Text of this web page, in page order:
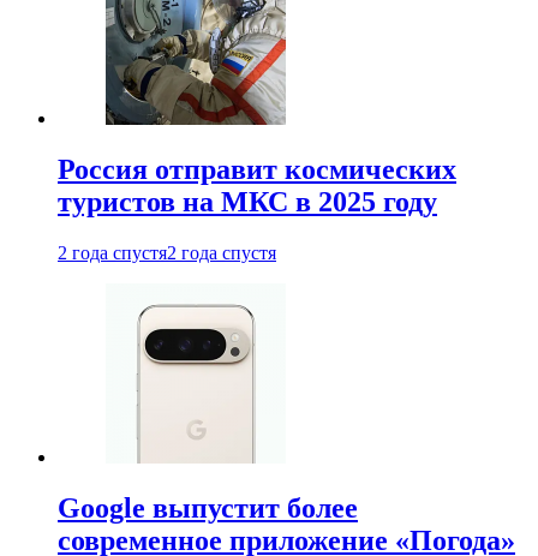
Россия отправит космических
туристов на МКС в 2025 году
2 года спустя2 года спустя
Google выпустит более
современное приложение «Погода»